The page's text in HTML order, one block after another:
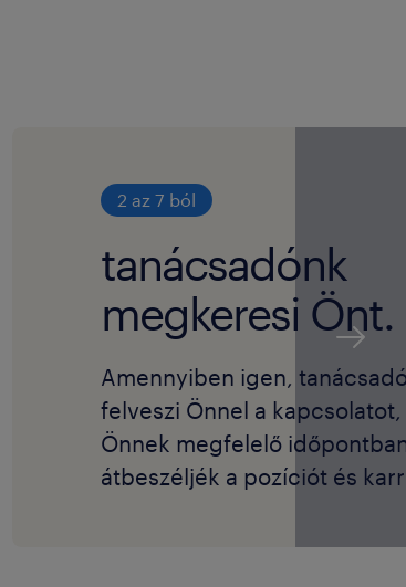
2 az 7 ból
tanácsadónk
megkeresi Önt.
Amennyiben igen,
felveszi Önnel a
Önnek megfelelő
átbeszéljék a pozíciót és